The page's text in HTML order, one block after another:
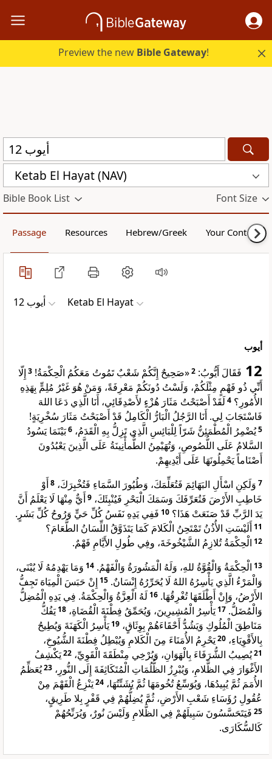
Preview the new Bible Gateway!
Ketab El Hayat (NAV)
Bible Book List Font Size
Passage Resources Hebrew/Greek Your Content
ﺃﻳﻮﺏ 12 Ketab El Hayat
أيوب
12 فَقَالَ أَيُّوبُ: 2«صَحِيحٌ إِنَّكُمْ شَعْبٌ تَمُوتُ مَعَكُمُ الْحِكْمَةُ! 3 إِلّا
أَنِّي ذُو فَهْمٍ مِثْلَكُمْ، وَلَسْتُ دُونَكُمْ مَعْرِفَةً، وَمَنْ هُوَ غَيْرُ مُلِمٍّ بِهَذِهِ
الأُمُورِ؟ 4 لَقَدْ أَصْبَحْتُ مَثَارَ هُزْءٍ لأَصْدِقَائِي، أَنَا الَّذِي دَعَا اللهَ
فَاسْتَجَابَ لِي. أَنَا الرَّجُلُ الْبَارُّ الْكَامِلُ قَدْ أَصْبَحْتُ مَثَارَ سُخْرِيَةٍ!
5يُضْمِرُ الْمُطْمَئِنُّ شَرّاً لِلْبَائِسِ الَّذِي تَزِلُّ بِهِ الْقَدَمُ، 6بَيْنَمَا يَسُودُ
السَّلامُ عَلَى اللُّصُوصِ، وَتُهَيْمِنُ الطُّمأْنِينَةُ عَلَى الَّذِينَ يَعْبُدُونَ
أَصْنَاماً يَحْمِلُونَهَا عَلَى أَيْدِيهِمْ.
7 وَلَكِنِ اسْأَلِ البَهَائِمَ فَتُعَلِّمَكَ، وَطُيُورَ السَّمَاءِ فَتُخْبِرَكَ، 8أَوْ
خَاطِبِ الأَرْضَ فَتُعَرِّفَكَ وَسَمَكَ الْبَحْرِ فَيُنْبِئَكَ، 9أَيٌّ مِنْهَا لَا يَعْلَمُ أَنَّ
يَدَ الرَّبِّ قَدْ صَنَعَتْ هَذَا؟ 10 فَفِي يَدِهِ نَفَسُ كُلِّ حَيٍّ وَرُوحُ كُلِّ بَشَرٍ.
11أَلَيْسَتِ الأُذُنُ تَمْتَحِنُ الْكَلامَ كَمَا يَتَذَوَّقُ اللِّسَانُ الطَّعَامَ؟
12 الْحِكْمَةُ تُلازِمُ الشَّيْخُوخَةَ، وفِي طُولِ الأَيَّامِ فَهْمٌ.
13 الْحِكْمَةُ وَالْقُوَّةُ للهِ، وَلَهُ الْمَشُورَةُ وَالْفَهْمُ. 14 وَمَا يَهْدِمُهُ لَا يُبْنَى،
وَالْمَرْءُ الَّذِي يَأْسِرُهُ اللهُ لَا يُحَرِّرُهُ إِنْسَانٌ. 15 إِنْ حَبَسَ الْمِيَاهَ تَجِفُّ
الأَرْضُ، وَإِنْ أَطْلَقَهَا تُغْرِقُهَا. 16 لَهُ الْعِزَّةُ وَالْحِكْمَةُ. فِي يَدِهِ الْمُضِلُّ
وَالْمُضَلُّ. 17يَأْسِرُ الْمُشِيرِينَ، وَيُحَمِّقُ فِطْنَةَ الْقُضَاةِ، 18يَفُكُّ
مَنَاطِقَ الْمُلُوكِ وَيَشُدُّ أَحْقَاءَهُمْ بِوِثَاقٍ، 19يَأْسِرُ الْكَهَنَةَ وَيُطِيحُ
بِالأَقْوِيَاءِ، 20يَحْرِمُ الأُمَنَاءَ مِنَ الْكَلامِ وَيُبْطِلُ فِطْنَةَ الشُّيُوخِ،
21يُصِيبُ الشُّرَفَاءَ بِالْهَوَانِ، وَيُرْخِي مِنْطَقَةَ الْقَوِيِّ، 22يَكْشِفُ
الأَغْوَارَ فِي الظَّلامِ، وَيُبْرِزُ الظُّلُمَاتِ الْمُتَكَاثِفَةَ إِلَى النُّورِ، 23يُعَظِّمُ
الأُمَمَ ثُمَّ يُبِيدُهَا، وَيُوَسِّعُ تُخُومَهَا ثُمَّ يُشَتِّتُهَا، 24يَنْزِعُ الْفَهْمَ مِنْ
عُقُولِ رُؤَسَاءِ شَعْبِ الأَرْضِ، ثُمَّ يُضِلُّهُمْ فِي قَفْرٍ بِلا طَرِيقٍ،
25 فَيَتَحَسَّسُونَ سَبِيلَهُمْ فِي الظَّلامِ وَلَيْسَ نُورٌ، وَيُرَنِّحُهُمْ
كَالسُّكَارَى.